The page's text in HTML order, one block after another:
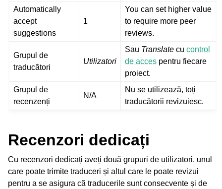
Automatically
accept
suggestions
1
You can set higher value
to require more peer
reviews.
Grupul de
traducători
Utilizatori
Sau Translate cucontrol
de acces pentru fiecare
proiect.
Grupul de
recenzenți
N/A
Nu se utilizează, toți
traducătorii revizuiesc.
Recenzori dedicați
Cu recenzori dedicați aveți două grupuri de utilizatori, unul
care poate trimite traduceri și altul care le poate revizui
pentru a se asigura că traducerile sunt consecvente și de